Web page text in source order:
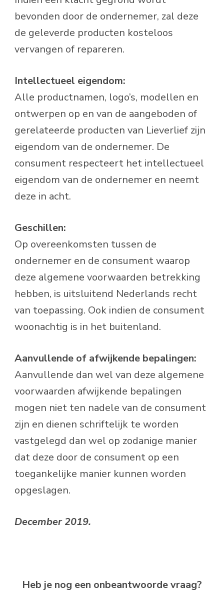
bevonden door de ondernemer, zal deze
de geleverde producten kosteloos
vervangen of repareren.
Intellectueel eigendom:
Alle productnamen, logo’s, modellen en
ontwerpen op en van de aangeboden of
gerelateerde producten van Lieverlief zijn
eigendom van de ondernemer. De
consument respecteert het intellectueel
eigendom van de ondernemer en neemt
deze in acht.
Geschillen:
Op overeenkomsten tussen de
ondernemer en de consument waarop
deze algemene voorwaarden betrekking
hebben, is uitsluitend Nederlands recht
van toepassing. Ook indien de consument
woonachtig is in het buitenland.
Aanvullende of afwijkende bepalingen:
Aanvullende dan wel van deze algemene
voorwaarden afwijkende bepalingen
mogen niet ten nadele van de consument
zijn en dienen schriftelijk te worden
vastgelegd dan wel op zodanige manier
dat deze door de consument op een
toegankelijke manier kunnen worden
opgeslagen.
December 2019.
Heb je nog een onbeantwoorde vraag?